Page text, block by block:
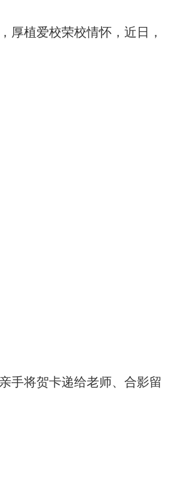
厚植爱校荣校情怀，近日，
手将贺卡递给老师、合影留